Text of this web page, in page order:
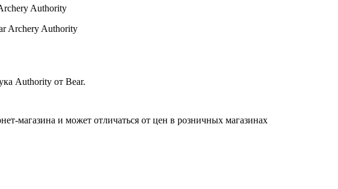
Authority от Bear.
магазина и может отличаться от цен в розничных магазинах